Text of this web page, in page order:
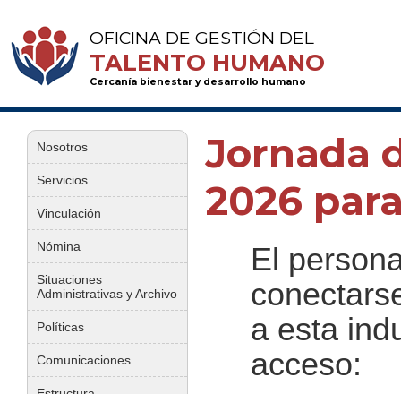
OFICINA DE GESTIÓN DEL
TALENTO HUMANO
Cercanía bienestar y desarrollo humano
Nosotros
Servicios
Vinculación
Nómina
Situaciones
Administrativas y Archivo
Políticas
Comunicaciones
Jornada
2026
El
a esta
acceso: